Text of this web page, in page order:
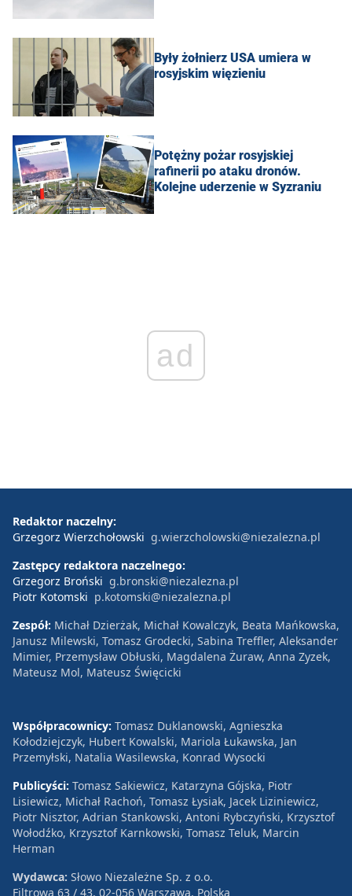
Były żołnierz USA umiera w
rosyjskim więzieniu
Potężny pożar rosyjskiej
rafinerii po ataku dronów.
Kolejne uderzenie w Syzraniu
ad
Redaktor naczelny:
Grzegorz Wierzchołowski g.wierzcholowski@niezalezna.pl
Zastępcy redaktora naczelnego:
Grzegorz Broński g.bronski@niezalezna.pl
Piotr Kotomski p.kotomski@niezalezna.pl
Zespół: Michał Dzierżak, Michał Kowalczyk, Beata Mańkowska,
Janusz Milewski, Tomasz Grodecki, Sabina Treffler, Aleksander
Mimier, Przemysław Obłuski, Magdalena Żuraw, Anna Zyzek,
Mateusz Mol, Mateusz Święcicki
Współpracownicy: Tomasz Duklanowski, Agnieszka
Kołodziejczyk, Hubert Kowalski, Mariola Łukawska, Jan
Przemyłski, Natalia Wasilewska, Konrad Wysocki
Publicyści: Tomasz Sakiewicz, Katarzyna Gójska, Piotr
Lisiewicz, Michał Rachoń, Tomasz Łysiak, Jacek Liziniewicz,
Piotr Nisztor, Adrian Stankowski, Antoni Rybczyński, Krzysztof
Wołodźko, Krzysztof Karnkowski, Tomasz Teluk, Marcin
Herman
Wydawca: Słowo Niezależne Sp. z o.o.
Filtrowa 63 / 43, 02-056 Warszawa, Polska